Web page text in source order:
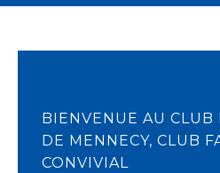
BIENVENUE AU CLUB
DE MENNECY, CLUB
CONVIVIAL